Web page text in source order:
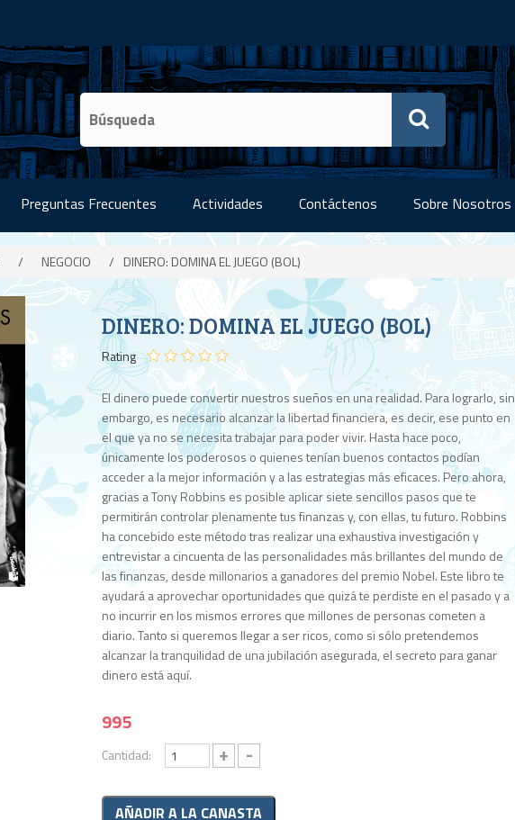
Preguntas Frecuentes Actividades Contáctenos Sobre Nosotros
/ NEGOCIO / DINERO: DOMINA EL JUEGO (BOL)
DINERO: DOMINA EL JUEGO (BOL)
Rating
El dinero puede convertir nuestros sueños en una realidad. Para lograrlo, sin
embargo, es necesario alcanzar la libertad ­financiera, es decir, ese punto en
el que ya no se necesita trabajar para poder vivir. Hasta hace poco,
únicamente los poderosos o quienes tenían buenos contactos podían
acceder a la mejor información y a las estrategias más efi­caces. Pero ahora,
gracias a Tony Robbins es posible aplicar siete sencillos pasos que te
permitirán controlar plenamente tus ­finanzas y, con ellas, tu futuro. Robbins
ha concebido este método tras realizar una exhaustiva investigación y
entrevistar a cincuenta de las personalidades más brillantes del mundo de
las fi­nanzas, desde millonarios a ganadores del premio Nobel. Este libro te
ayudará a aprovechar oportunidades que quizá te perdiste en el pasado y a
no incurrir en los mismos errores que millones de personas cometen a
diario. Tanto si queremos llegar a ser ricos, como si sólo pretendemos
alcanzar la tranquilidad de una jubilación asegurada, el secreto para ganar
dinero está aquí.
995
Cantidad: + -